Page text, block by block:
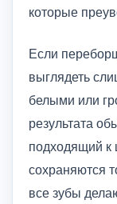
которые
Если
выглядеть
белыми или
результата
подходящий к
сохраняются
все зубы